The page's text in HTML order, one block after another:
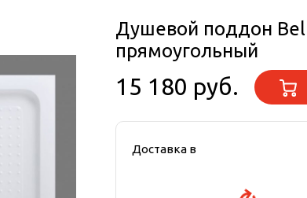
Душевой поддон
прямоугольный
15 180 руб.
Доставка в